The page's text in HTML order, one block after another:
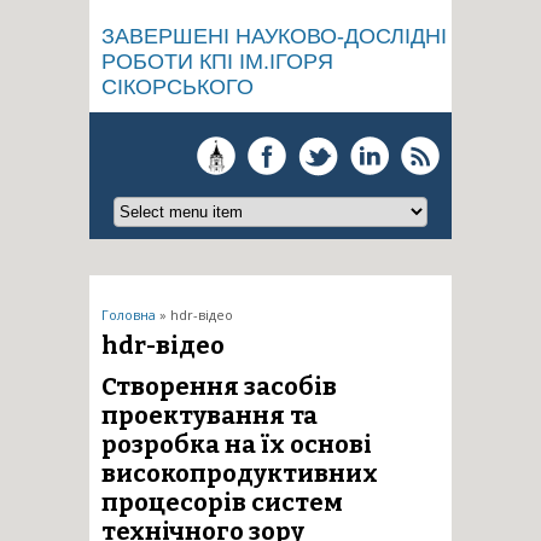
ЗАВЕРШЕНІ НАУКОВО-ДОСЛІДНІ
РОБОТИ КПІ ІМ.ІГОРЯ
СІКОРСЬКОГО
Ви є тут
Головна » hdr-відео
hdr-відео
Створення засобів
проектування та
розробка на їх основі
високопродуктивних
процесорів систем
технічного зору